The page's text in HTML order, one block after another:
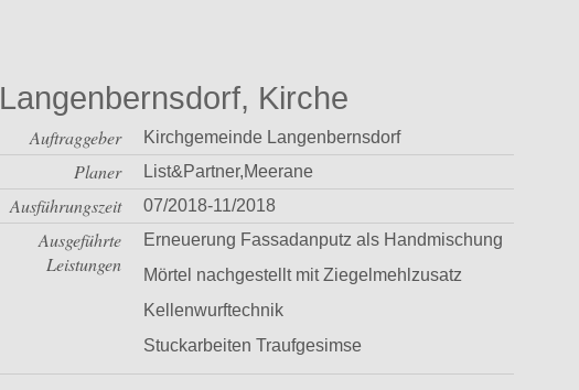
Langenbernsdorf, Kirche
Auftraggeber Kirchgemeinde Langenbernsdorf
Planer List&Partner,Meerane
Ausführungszeit 07/2018-11/2018
Ausgeführte
Leistungen
Erneuerung Fassadanputz als Handmischung
Mörtel nachgestellt mit Ziegelmehlzusatz
Kellenwurftechnik
Stuckarbeiten Traufgesimse